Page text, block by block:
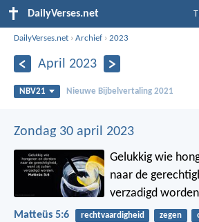
DailyVerses.net
DailyVerses.net ›Archief ›2023
April 2023
NBV21 Nieuwe Bijbelvertaling 2021
Zondag 30 april 2023
Gelukkig wie
naar de
verzadigd
Matteüs 5:6 rechtvaardigheid zegen